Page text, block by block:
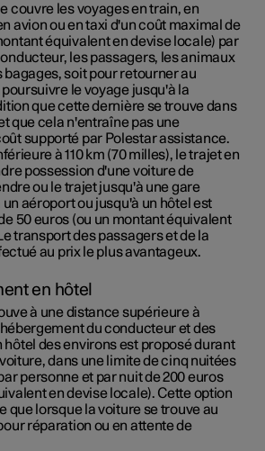
couvre les voyages en train, en
avion ou en taxi d'un coût maximal de
équivalent en devise locale) par
les passagers, les animaux
soit pour retourner au
le voyage jusqu'à la
que cette dernière se trouve dans
que cela n'entraîne pas une
supporté par Polestar assistance.
à110 km (70 milles), le trajet en
possession d'une voiture de
ou le trajet jusqu'à une gare
aéroport ou jusqu'à un hôtel est
50 euros (ou un montant équivalent
transport des passagers et de la
au prix le plus avantageux.
en hôtel
à une distance supérieure à
du conducteur et des
hôtel des environs est proposé durant
dans une limite de cinq nuitées
personne et par nuit de200 euros
en devise locale). Cette option
que lorsque la voiture se trouve au
réparation ou en attente de